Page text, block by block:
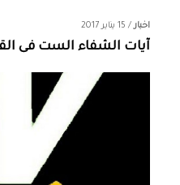
اخبار/ 15 يناير 2017
آيات الشفاء الست فى القرآن